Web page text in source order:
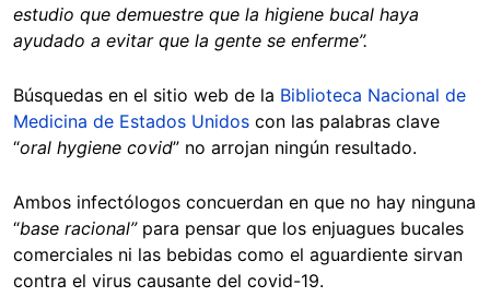
estudio que demuestre que la higiene bucal haya
ayudado a evitar que la gente se enferme”.
Búsquedas en el sitio web de la Biblioteca Nacional de
Medicina de Estados Unidos con las palabras clave
“oral hygiene covid” no arrojan ningún resultado.
Ambos infectólogos concuerdan en que no hay ninguna
“base racional”para pensar que los enjuagues bucales
comerciales ni las bebidas como el aguardiente sirvan
contra el virus causante del covid-19.